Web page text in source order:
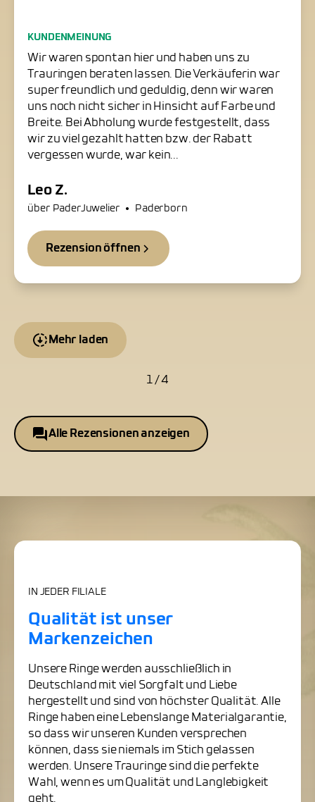
Freundliche Trauringschmiede
in Paderborn
KUNDENMEINUNG
Wir waren spontan hier und haben uns zu
Trauringen beraten lassen. Die Verkäuferin war
super freundlich und geduldig, denn wir waren
uns noch nicht sicher in Hinsicht auf Farbe und
Breite. Bei Abholung wurde festgestellt, dass
wir zu viel gezahlt hatten bzw. der Rabatt
vergessen wurde, war kein...
Leo Z.
über PaderJuwelier • Paderborn
Rezension öffnen
Mehr laden
1 / 4
Alle Rezensionen anzeigen
IN JEDER FILIALE
Qualität ist unser
Markenzeichen
Unsere Ringe werden ausschließlich in
Deutschland mit viel Sorgfalt und Liebe
hergestellt und sind von höchster Qualität. Alle
Ringe haben eine Lebenslange Materialgarantie,
so dass wir unseren Kunden versprechen
können, dass sie niemals im Stich gelassen
werden. Unsere Trauringe sind die perfekte
Wahl, wenn es um Qualität und Langlebigkeit
geht.